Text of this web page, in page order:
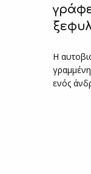
Η
γραμμένη
ενός